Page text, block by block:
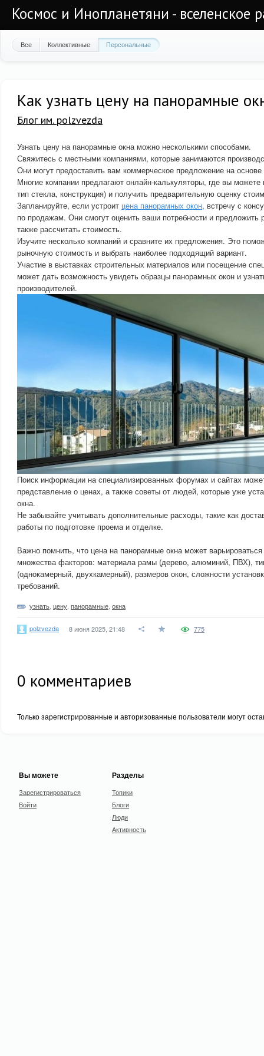
Космос и Инопланетяни - вселенское
Все Коллективные Персональные
Как узнать цену на панорамные
Блог им. polzvezda
Узнать цену на панорамные окна можно несколькими способами.
Свяжитесь с местными компаниями, которые занимаются
Они могут предоставить вам коммерческое предложение на
Многие компании предлагают онлайн-калькуляторы, где вы
тип стекла, конструкция) и получить предварительную оценку
Запланируйте, если устроит цена панорамных окон, встречу с
по продажам. Они смогут оценить ваши потребности и предложить
также рассчитать стоимость.
Изучите несколько компаний и сравните их предложения. Это
рыночную стоимость и выбрать наиболее подходящий вариант.
Участие в выставках строительных материалов или посещение
может дать возможность увидеть образцы панорамных окон и
производителей.
Поиск информации на специализированных форумах и сайтах
представление о ценах, а также советы от людей, которые уже
окна.
Не забывайте учитывать дополнительные расходы, такие как
работы по подготовке проема и отделке.
Важно помнить, что цена на панорамные окна может
множества факторов: материала рамы (дерево, алюминий, ПВХ),
(однокамерный, двухкамерный), размеров окон, сложности
требований.
узнать цену панорамные окна
polzvezda 8 июня 2025, 21:48 775
0 комментариев
Только зарегистрированные и авторизованные пользователи могут
Вы можете
Зарегистрироваться
Войти
Разделы
Топики
Блоги
Люди
Активность